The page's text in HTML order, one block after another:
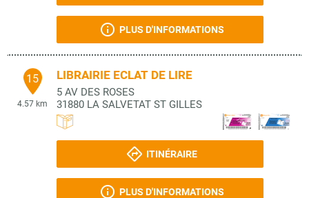
PLUS D'INFORMATIONS
15
4.57 km
LIBRAIRIE ECLAT DE LIRE
5 AV DES ROSES
31880 LA SALVETAT ST GILLES
ITINÉRAIRE
PLUS D'INFORMATIONS